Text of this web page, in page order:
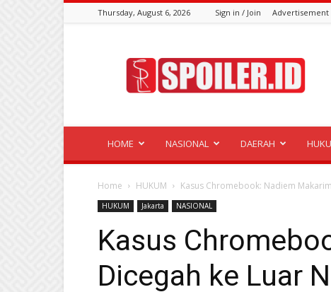
Thursday, August 6, 2026 Sign in / Join Advertisement
HOME NASIONAL DAERAH
Home HUKUM Kasus Chromebook: Nadiem
HUKUM Jakarta NASIONAL
Kasus
Dicegah ke Luar